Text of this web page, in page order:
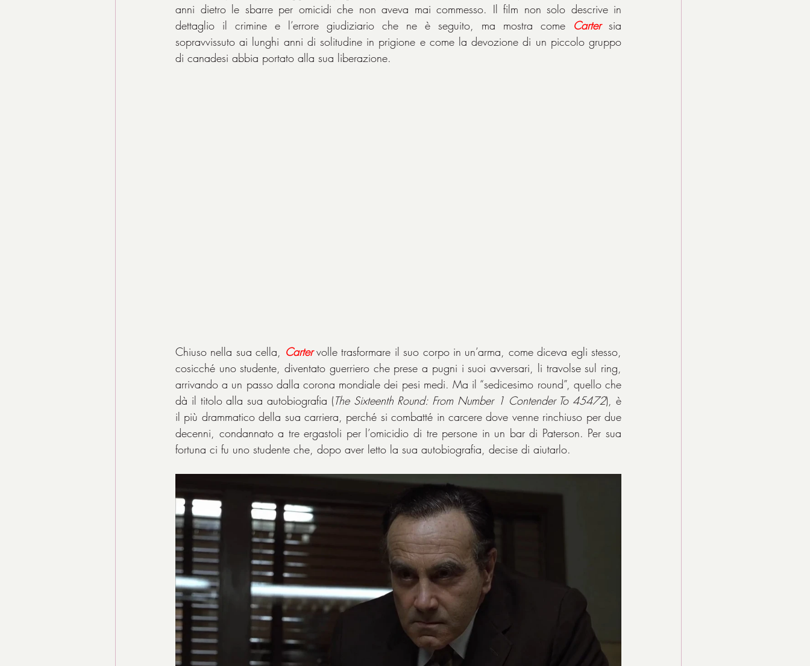
anni dietro le sbarre per omicidi che non aveva mai commesso. Il film non solo descrive in
dettaglio il crimine e l’errore giudiziario che ne è seguito, ma mostra come Carter sia
sopravvissuto ai lunghi anni di solitudine in prigione e come la devozione di un piccolo gruppo
di canadesi abbia portato alla sua liberazione.
Chiuso nella sua cella, Carter volle trasformare il suo corpo in un’arma, come diceva egli stesso,
cosicché uno studente, diventato guerriero che prese a pugni i suoi avversari, li travolse sul ring,
arrivando a un passo dalla corona mondiale dei pesi medi. Ma il “sedicesimo round”, quello che
dà il titolo alla sua autobiografia (The Sixteenth Round: From Number 1 Contender To 45472), è
il più drammatico della sua carriera, perché si combatté in carcere dove venne rinchiuso per due
decenni, condannato a tre ergastoli per l’omicidio di tre persone in un bar di Paterson. Per sua
fortuna ci fu uno studente che, dopo aver letto la sua autobiografia, decise di aiutarlo.